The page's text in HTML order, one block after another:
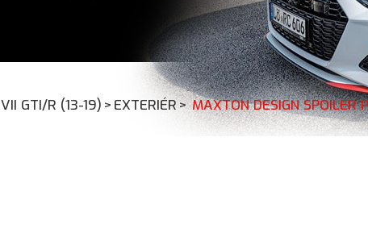
VII GTI/R (13-19) > EXTERIÉR>